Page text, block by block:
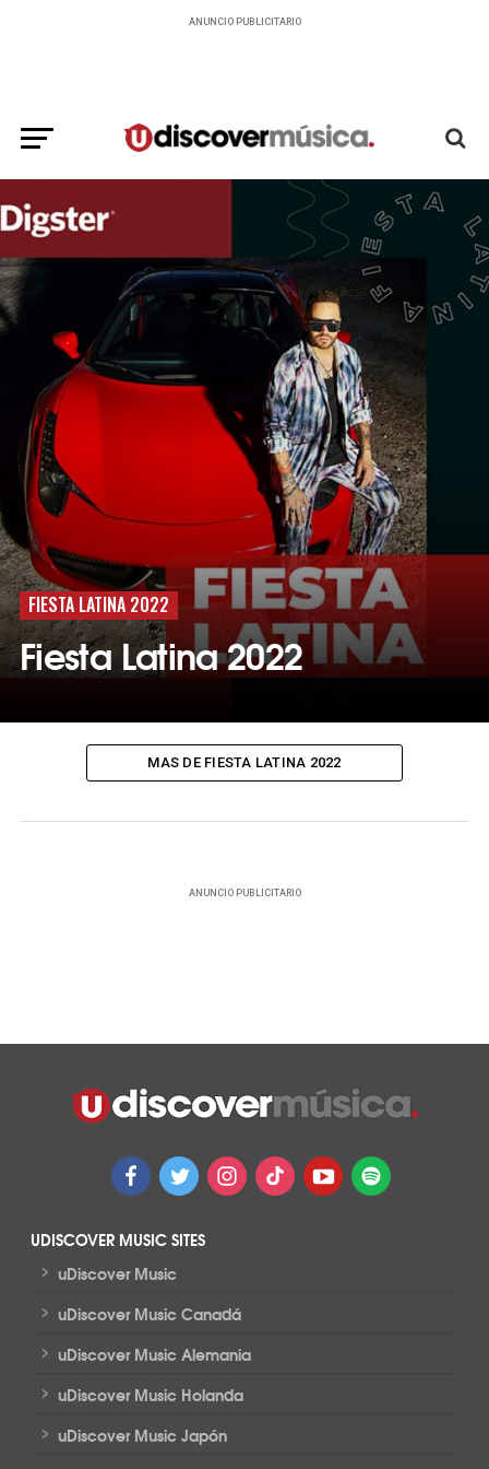
ANUNCIO PUBLICITARIO
FIESTA LATINA 2022
Fiesta Latina 2022
MAS DE FIESTA LATINA 2022
ANUNCIO PUBLICITARIO
UDISCOVER MUSIC SITES
> uDiscover Music
> uDiscover Music Canadá
> uDiscover Music Alemania
> uDiscover Music Holanda
> uDiscover Music Japón